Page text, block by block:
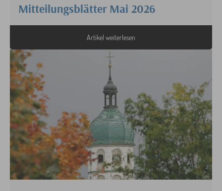
Mitteilungsblätter Mai 2026
Artikel weiterlesen